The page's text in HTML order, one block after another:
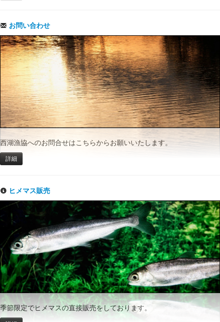
お問い合わせ
西湖漁協へのお問合せはこちらからお願いいたします。
詳細
ヒメマス販売
季節限定でヒメマスの直接販売をしております。